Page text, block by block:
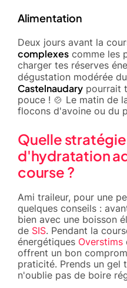
Alimentation
Deux jours avant la
complexes comme les
charger tes réserves
dégustation modérée
Castelnaudary pourrait
pouce ! 🍲 Le matin de
flocons d'avoine ou du
Quelle
d'hydratation
course ?
Ami traileur, pour une
quelques conseils :
bien avec une boisson
de SIS. Pendant la
énergétiques Overstims
offrent un bon
praticité. Prends un gel
n'oublie pas de boire